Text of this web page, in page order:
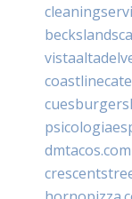
dmtacos.com